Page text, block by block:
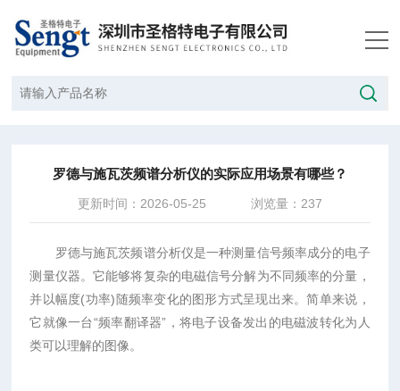
罗德与施瓦茨频谱分析仪的实际应用场景有哪些？
更新时间：2026-05-25 浏览量：237
罗德与施瓦茨频谱分析仪是一种测量信号频率成分的电子
测量仪器。它能够将复杂的电磁信号分解为不同频率的分量，
并以幅度(功率)随频率变化的图形方式呈现出来。简单来说，
它就像一台“频率翻译器”，将电子设备发出的电磁波转化为人
类可以理解的图像。